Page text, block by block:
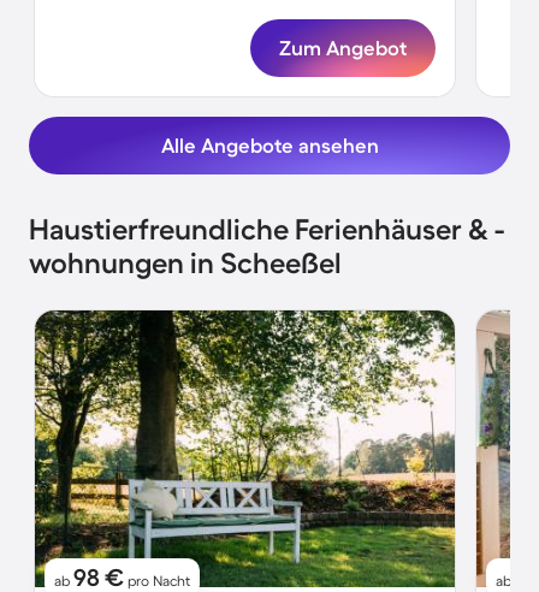
Zum Angebot
Alle Angebote ansehen
Haustierfreundliche Ferienhäuser & -
wohnungen in Scheeßel
ab 98 € pro Nacht ab